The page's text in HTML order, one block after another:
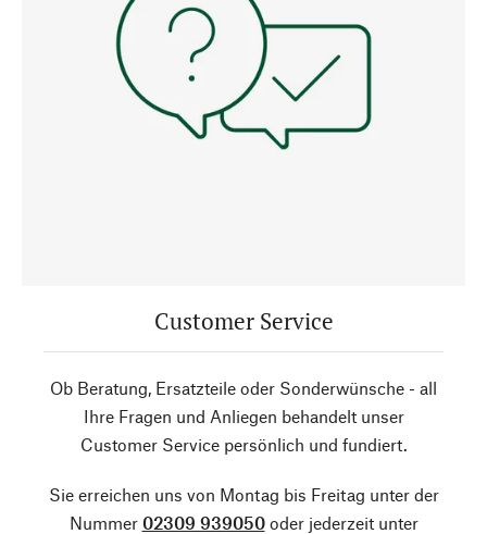
Customer Service
Ob Beratung, Ersatzteile oder Sonderwünsche - all
Ihre Fragen und Anliegen behandelt unser
Customer Service persönlich und fundiert.
Sie erreichen uns von Montag bis Freitag unter der
Nummer 02309 939050oder jederzeit unter